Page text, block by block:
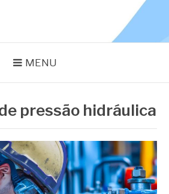
MENU
pressão hidráulica